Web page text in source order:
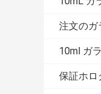
注文のガ
10ml ガ
保証ホロ